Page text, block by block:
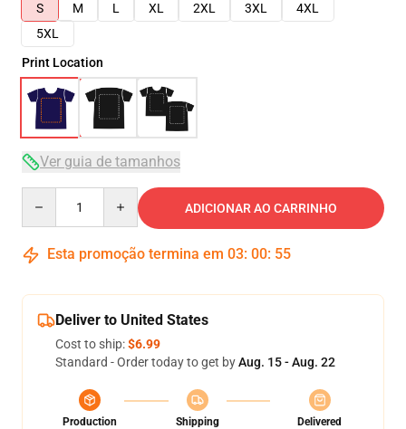
S
M L XL 2XL 3XL
4XL
5XL
Print Location
Ver guia de tamanhos
ADICIONAR AO CARRINHO
Esta promoção termina em 03: 00: 54
Deliver to United States
Cost to ship:$6.99
Standard - Order today to get byAug. 15 - Aug. 22
Production
Shipping
Delivered